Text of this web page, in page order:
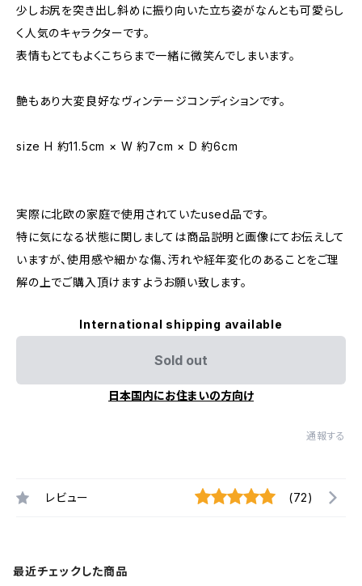
少しお尻を突き出し斜めに振り向いた立ち姿がなんとも可愛らし
く人気のキャラクターです。
表情もとてもよくこちらまで一緒に微笑んでしまいます。
艶もあり大変良好なヴィンテージコンディションです。
size H 約11.5cm × W 約7cm × D 約6cm
実際に北欧の家庭で使用されていたused品です。
特に気になる状態に関しましては商品説明と画像にてお伝えして
いますが、使用感や細かな傷、汚れや経年変化のあることをご理
解の上でご購入頂けますようお願い致します。
International shipping available
Sold out
日本国内にお住まいの方向け
通報する
レビュー (72)
最近チェックした商品